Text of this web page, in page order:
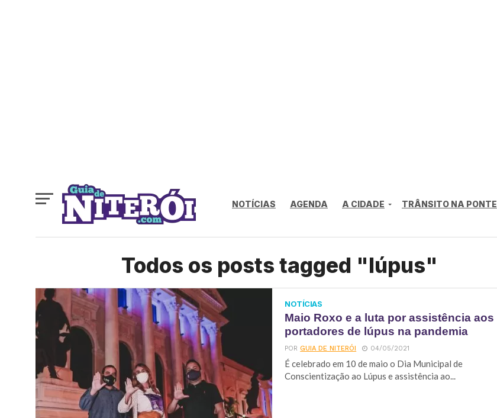
NOTÍCIAS AGENDA A CIDADE TRÂNSITO NA PONTE
Todos os posts tagged "lúpus"
NOTÍCIAS
Maio Roxo e a luta por assistência aos
portadores de lúpus na pandemia
PORGUIA DE NITERÓI 04/05/2021
É celebrado em 10 de maio o Dia Municipal de
Conscientização ao Lúpus e assistência ao...